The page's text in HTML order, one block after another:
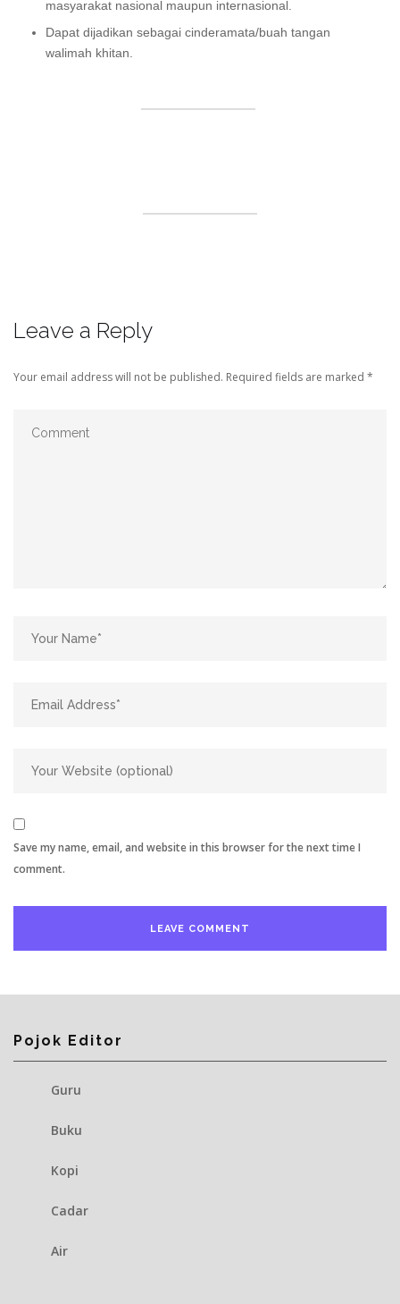
masyarakat nasional maupun internasional.
Dapat dijadikan sebagai cinderamata/buah tangan
walimah khitan.
Leave a Reply
Your email address will not be published. Required fields are marked *
Save my name, email, and website in this browser for the next time I
comment.
Pojok Editor
Guru
Buku
Kopi
Cadar
Air